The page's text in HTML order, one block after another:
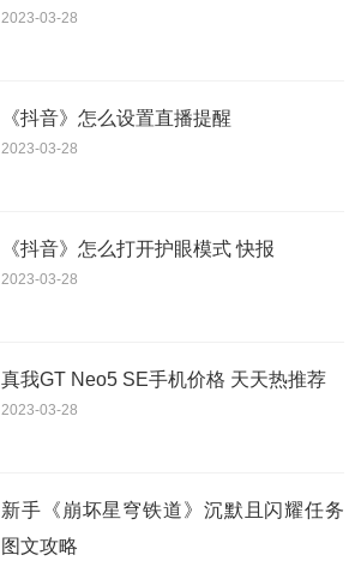
2023-03-28
《抖音》怎么设置直播提醒
2023-03-28
《抖音》怎么打开护眼模式 快报
2023-03-28
真我GT Neo5 SE手机价格 天天热推荐
2023-03-28
新手《崩坏星穹铁道》沉默且闪耀任务
图文攻略